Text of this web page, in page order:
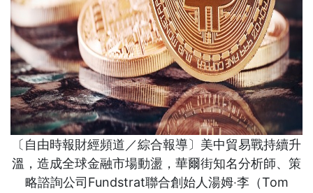
〔自由時報財經頻道／綜合報導〕美中貿易戰持續升
溫，造成全球金融市場動盪，華爾街知名分析師、策
略諮詢公司Fundstrat聯合創始人湯姆‧李（Tom